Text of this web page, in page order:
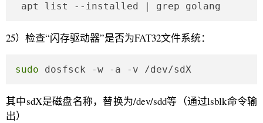
apt list --installed | grep golang
25）检查“闪存驱动器”是否为FAT32文件系统：
sudo dosfsck -w -a -v /dev/sdX
其中sdX是磁盘名称，替换为/dev/sdd等（通过lsblk命令输
出）